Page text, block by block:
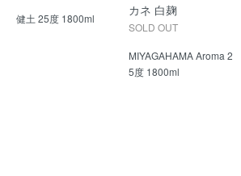
健土 25度 1800ml
カネ 白麹
SOLD OUT
MIYAGAHAMA Aroma 2
5度 1800ml